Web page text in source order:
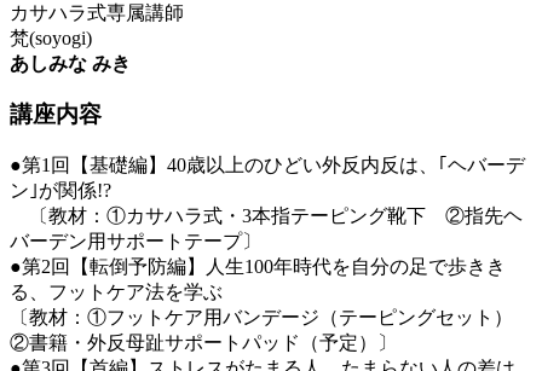
カサハラ式専属講師
梵(soyogi)
あしみな みき
講座内容
●第1回【基礎編】40歳以上のひどい外反内反は、｢ヘバーデ
ン｣が関係!?
〔教材：①カサハラ式・3本指テーピング靴下 ②指先ヘ
バーデン用サポートテープ〕
●第2回【転倒予防編】人生100年時代を自分の足で歩きき
る、フットケア法を学ぶ
〔教材：①フットケア用バンデージ（テーピングセット）
②書籍・外反母趾サポートパッド（予定）〕